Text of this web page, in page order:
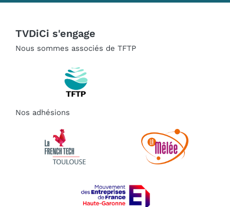
TVDiCi s'engage
Nous sommes associés de TFTP
Nos adhésions